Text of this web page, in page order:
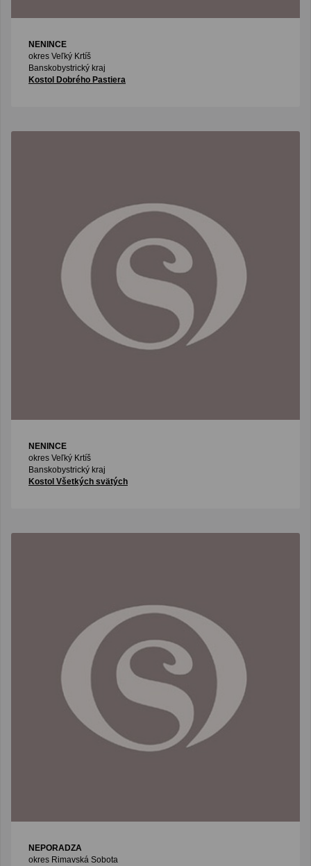
NENINCE
okres Veľký Krtíš
Banskobystrický kraj
Kostol Dobrého Pastiera
NENINCE
okres Veľký Krtíš
Banskobystrický kraj
Kostol Všetkých svätých
NEPORADZA
okres Rimavská Sobota